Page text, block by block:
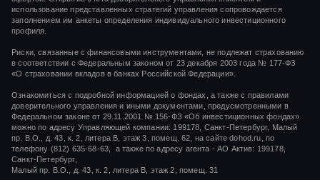
использование представленных стратегий управления сопровождается
заполнением им анкеты определения индивидуального инвестиционного
профиля.
Риски, связанные с финансовыми инструментами, не подлежат страхованию
в соответствии с Федеральным законом от 23 декабря 2003 года № 177-ФЗ
«О страховании вкладов в банках Российской Федерации».
Ознакомиться с подробной информацией о фондах, а также с правилами
доверительного управления и иными документами, предусмотренными в
Федеральном законе от 29.11.2001 № 156-ФЗ «Об инвестиционных фондах»
можно по адресу Управляющей компании: 199178, Санкт-Петербург, Малый
пр. В.О., д. 43, к. 2, литера В, этаж 3, помещ. 62, на сайте dohod.ru, по
телефону (812) 635-68-63, а также по адресу агента - АО Актив: 199178,
Санкт-Петербург,
Малый пр. В.О., д. 43, к. 2, литера В, этаж 2, помещ. 31